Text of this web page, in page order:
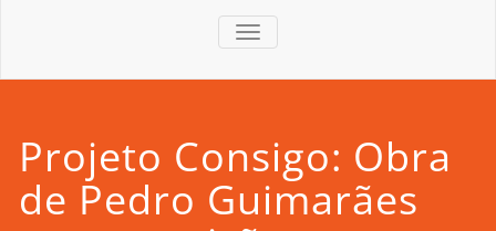
TOGGLE NAVIGATION
Projeto Consigo: Obra
de Pedro Guimarães